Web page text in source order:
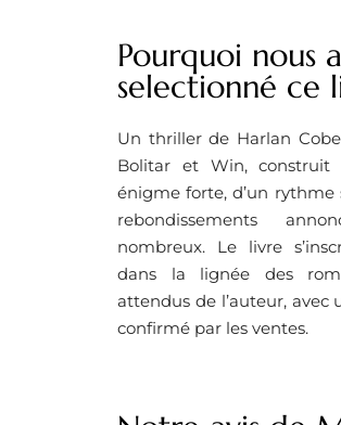
Pourquoi nous
selectionné ce
Un thriller de Harlan
Bolitar et Win, construit
énigme forte, d’un
rebondissements
nombreux. Le livre
dans la lignée des
attendus de l’auteur, avec
confirmé par les ventes.